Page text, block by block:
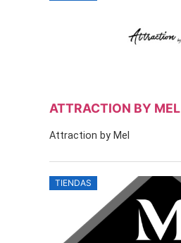
ATTRACTION BY MEL
Attraction by Mel
TIENDAS